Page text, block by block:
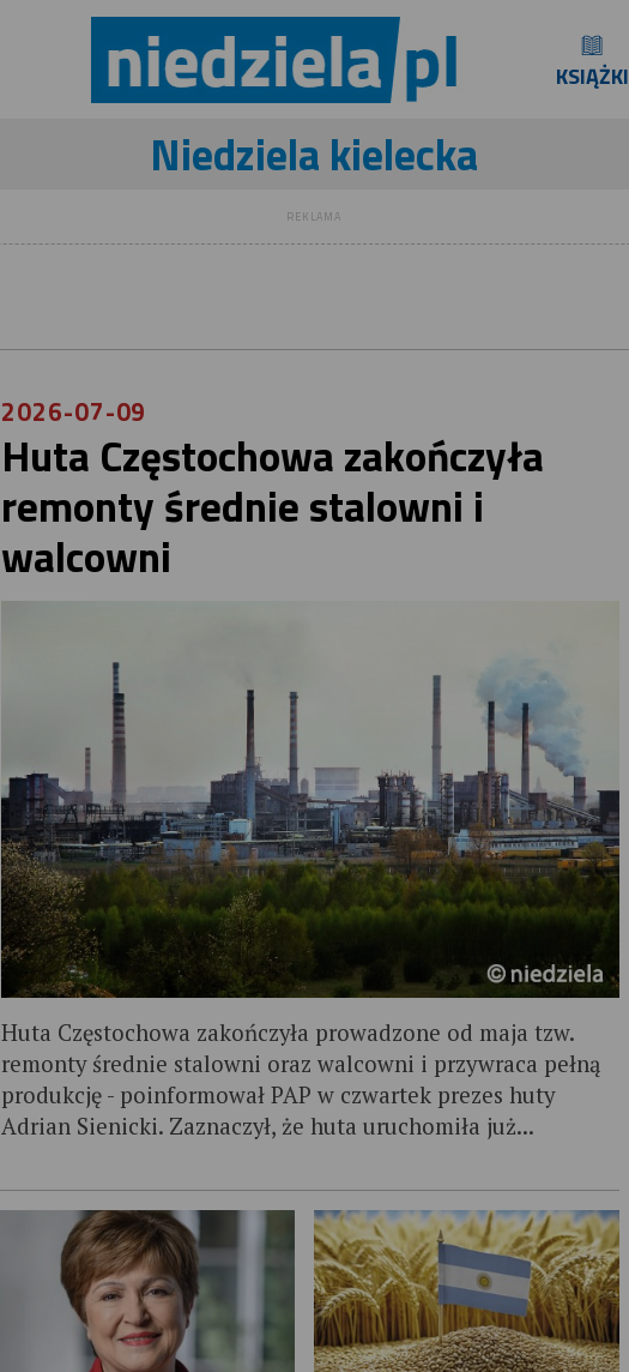
KSIĄŻKI
Niedziela kielecka
REKLAMA
2026-07-09
Huta Częstochowa zakończyła
remonty średnie stalowni i
walcowni
Huta Częstochowa zakończyła prowadzone od maja tzw.
remonty średnie stalowni oraz walcowni i przywraca pełną
produkcję - poinformował PAP w czwartek prezes huty
Adrian Sienicki. Zaznaczył, że huta uruchomiła już...